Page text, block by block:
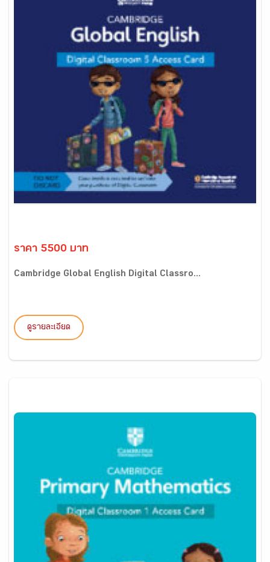
ราคา 5500 บาท
Cambridge Global English Digital Classro...
ดูรายละเอียด